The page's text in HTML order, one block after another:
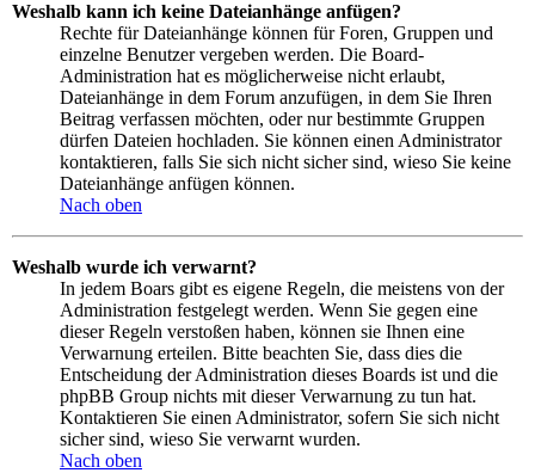
Weshalb kann ich keine Dateianhänge anfügen?
Rechte für Dateianhänge können für Foren, Gruppen und
einzelne Benutzer vergeben werden. Die Board-
Administration hat es möglicherweise nicht erlaubt,
Dateianhänge in dem Forum anzufügen, in dem Sie Ihren
Beitrag verfassen möchten, oder nur bestimmte Gruppen
dürfen Dateien hochladen. Sie können einen Administrator
kontaktieren, falls Sie sich nicht sicher sind, wieso Sie keine
Dateianhänge anfügen können.
Nach oben
Weshalb wurde ich verwarnt?
In jedem Boars gibt es eigene Regeln, die meistens von der
Administration festgelegt werden. Wenn Sie gegen eine
dieser Regeln verstoßen haben, können sie Ihnen eine
Verwarnung erteilen. Bitte beachten Sie, dass dies die
Entscheidung der Administration dieses Boards ist und die
phpBB Group nichts mit dieser Verwarnung zu tun hat.
Kontaktieren Sie einen Administrator, sofern Sie sich nicht
sicher sind, wieso Sie verwarnt wurden.
Nach oben